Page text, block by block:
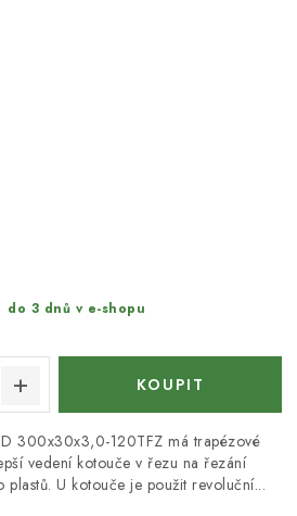
do 3 dnů v e-shopu
300x30x3,0-120TFZ má trapézové
vedení kotouče v řezu na řezání
plastů. U kotouče je použit revoluční...